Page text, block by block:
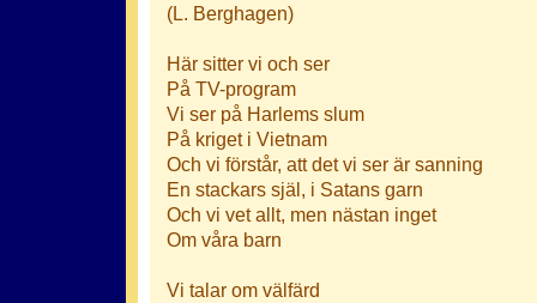
(L. Berghagen)
Här sitter vi och ser
På TV-program
Vi ser på Harlems slum
På kriget i Vietnam
Och vi förstår, att det vi ser är sanning
En stackars själ, i Satans garn
Och vi vet allt, men nästan inget
Om våra barn
Vi talar om välfärd